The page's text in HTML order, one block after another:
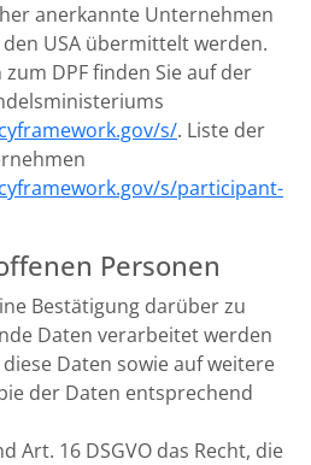
anerkannte Unternehmen
USA übermittelt werden.
DPF finden Sie auf der
s/. Liste der
s/participant-
Personen
Bestätigung darüber zu
Daten verarbeitet werden
Daten sowie auf weitere
der Daten entsprechend
Art. 16 DSGVO das Recht, die